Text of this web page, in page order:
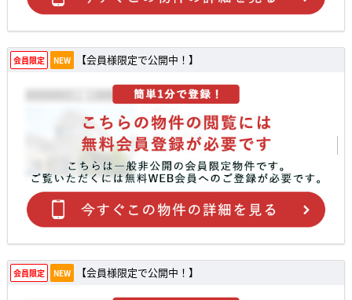
会員限定 NEW 【会員様限定で公開中！】
会員限定 NEW 【会員様限定で公開中！】